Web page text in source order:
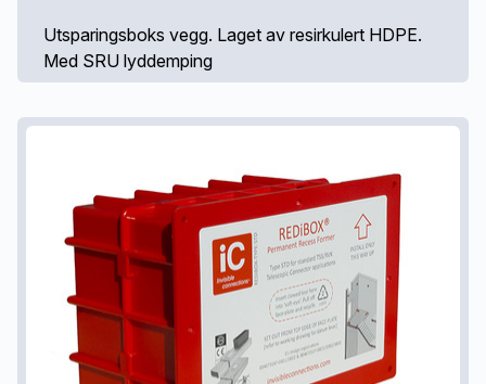
Utsparingsboks vegg. Laget av resirkulert HDPE.
Med SRU lyddemping